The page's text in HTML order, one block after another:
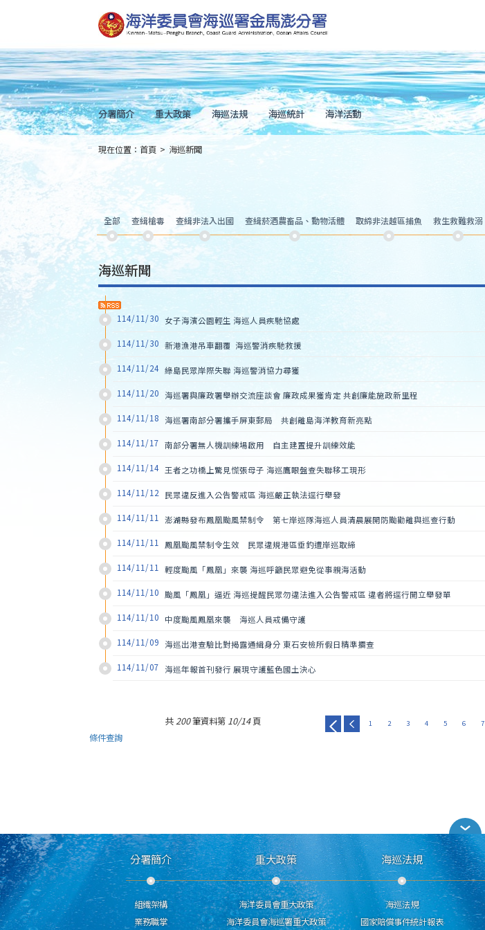
到
主
要
內
容
Skip
to
main
content
分署簡介 重大政策 海巡法規 海巡統計 海洋活動
::: 現在位置： 首頁 > 海巡新聞
全部 查緝槍毒 查緝非法入出國 查緝菸酒農畜品、動物活體 取締非法越區捕魚 救生救難救溺
海巡新聞
114/11/30 女子海濱公園輕生 海巡人員疾馳協處
114/11/30 新港漁港吊車翻覆  海巡警消疾馳救援
114/11/24 綠島民眾岸際失聯 海巡警消協力尋獲
114/11/20 海巡署與廉政署舉辦交流座談會 廉政成果獲肯定 共創廉能施政新里程
114/11/18 海巡署南部分署攜手屏東郵局　共創離島海洋教育新亮點
114/11/17 南部分署無人機訓練場啟用　自主建置提升訓練效能
114/11/14 王者之功橋上驚見慌張母子 海巡鷹眼盤查失聯移工現形
114/11/12 民眾違反進入公告警戒區 海巡嚴正執法逕行舉發
114/11/11 澎湖縣發布鳳凰颱風禁制令　第七岸巡隊海巡人員清晨展開防颱勸離與巡查行動
114/11/11 鳳凰颱風禁制令生效　民眾違規港區垂釣遭岸巡取締
114/11/11 輕度颱風「鳳凰」來襲 海巡呼籲民眾避免從事親海活動
114/11/10 颱風「鳳凰」逼近 海巡提醒民眾勿違法進入公告警戒區 違者將逕行開立舉發單
114/11/10 中度颱風鳳凰來襲    海巡人員戒備守護
114/11/09 海巡出港查驗比對揭露通緝身分 東石安檢所假日精準攔查
114/11/07 海巡年報首刊發行 展現守護藍色國土決心
共200筆資料第 10/14頁 1 2 3 4 5 6 7
條件查詢
分署簡介
組織架構
業務職掌
重大政策
海洋委員會重大政策
海洋委員會海巡署重大政策
海巡法規
海巡法規
國家賠償事件統計報表